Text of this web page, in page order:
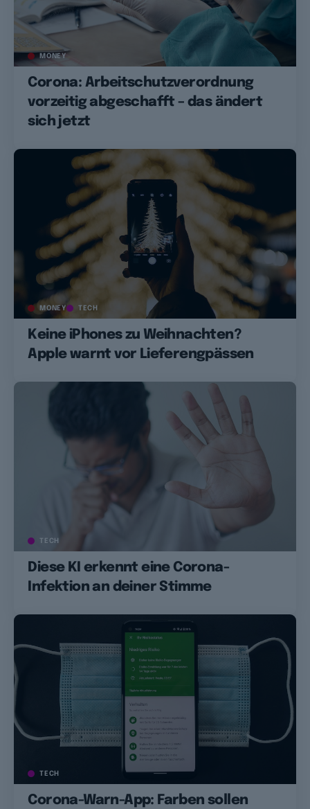
MONEY
Corona: Arbeitschutzverordnung
vorzeitig abgeschafft – das ändert
sich jetzt
MONEY TECH
Keine iPhones zu Weihnachten?
Apple warnt vor Lieferengpässen
TECH
Diese KI erkennt eine Corona-
Infektion an deiner Stimme
TECH
Corona-Warn-App: Farben sollen